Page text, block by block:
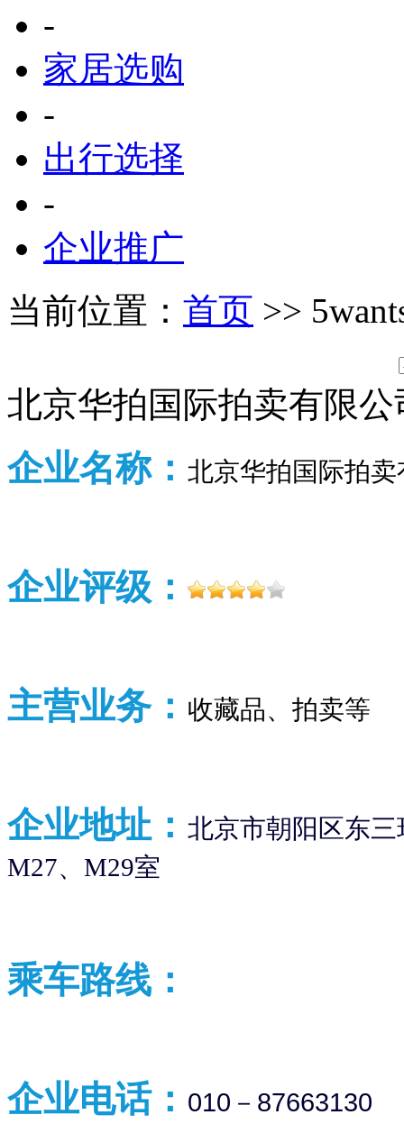
-
家居选购
-
出行选择
-
企业推广
当前位置： 首页 >>
北京华拍国际拍卖有限公
企业名称： 北京华拍国际拍
企业评级：
主营业务： 收藏品、拍卖等
企业地址： 北京市朝阳区东
M27、M29室
乘车路线：
企业电话： 010－87663130